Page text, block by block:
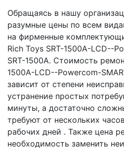
Обращаясь в нашу
разумные цены по всем
на фирменные
Rich Toys SRT-1500A-LCD--
SRT-1500A. Стоимость
1500A-LCD--Powercom-
зависит от степени
устранение простых
минуты, а достаточно
требуют от нескольких
рабочих дней . Также цена
необходимость заменить